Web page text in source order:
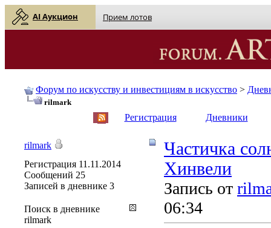
AI Аукцион Прием лотов
Форум по искусству и инвестициям в искусство >
rilmark
Регистрация Дневники
Частичка
Хинвели
Запись от
06:34
rilmark
Регистрация 11.11.2014
Сообщений 25
Записей в дневнике 3
Поиск в дневнике
rilmark